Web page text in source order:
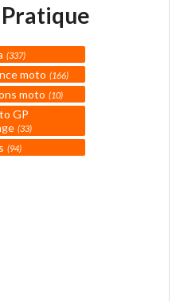
Pratique
337
moto 166
moto 10
GP
33
94